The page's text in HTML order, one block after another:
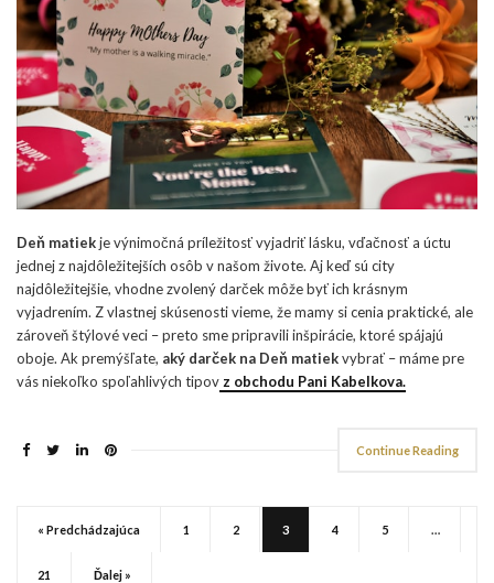
Deň matiekje výnimočná príležitosť vyjadriť lásku, vďačnosť a úctu
jednej z najdôležitejších osôb v našom živote. Aj keď sú city
najdôležitejšie, vhodne zvolený darček môže byť ich krásnym
vyjadrením. Z vlastnej skúsenosti vieme, že mamy si cenia praktické, ale
zároveň štýlové veci – preto sme pripravili inšpirácie, ktoré spájajú
oboje. Ak premýšľate, aký darček na Deň matiekvybrať – máme pre
vás niekoľko spoľahlivých tipov z obchodu Pani Kabelkova.
Continue Reading
« Predchádzajúca 1 2 3 4 5 …
21 Ďalej »